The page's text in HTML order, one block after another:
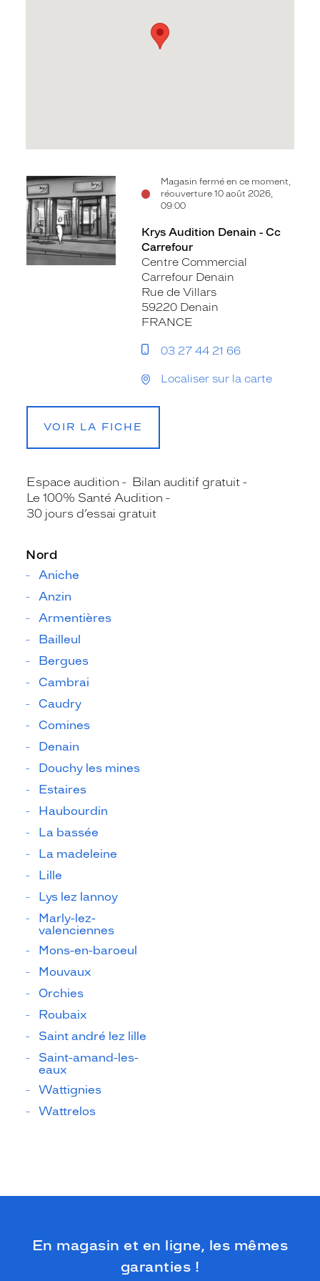
Magasin fermé en ce moment,
réouverture 10 août 2026,
09:00
Voir
la
fiche
Krys Audition Denain - Cc
Carrefour
Centre Commercial
Carrefour Denain
Rue de Villars
59220 Denain
FRANCE
03 27 44 21 66
Localiser sur la carte
VOIR LA FICHE
Espace audition
Bilan auditif gratuit
Le 100% Santé Audition
30 jours d’essai gratuit
Nord
Aniche
Anzin
Armentières
Bailleul
Bergues
Cambrai
Caudry
Comines
Denain
Douchy les mines
Estaires
Haubourdin
La bassée
La madeleine
Lille
Lys lez lannoy
Marly-lez-
valenciennes
Mons-en-baroeul
Mouvaux
Orchies
Roubaix
Saint andré lez lille
Saint-amand-les-
eaux
Wattignies
Wattrelos
En magasin et en ligne, les mêmes
garanties !